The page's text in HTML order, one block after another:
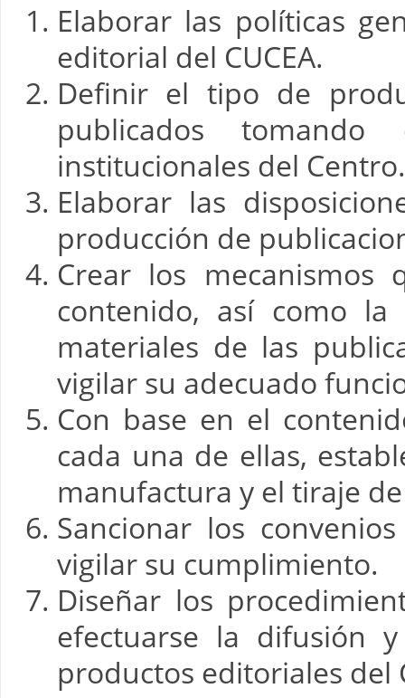
Elaborar las políticas
editorial del CUCEA.
Definir el tipo de
publicados
institucionales del Centro.
Elaborar las
producción de
Crear los mecanismos
contenido, así como
materiales de las
vigilar su adecuado
Con base en el
cada una de ellas,
manufactura y el tiraje
Sancionar los
vigilar su cumplimiento.
Diseñar los
efectuarse la difusión
productos editoriales del